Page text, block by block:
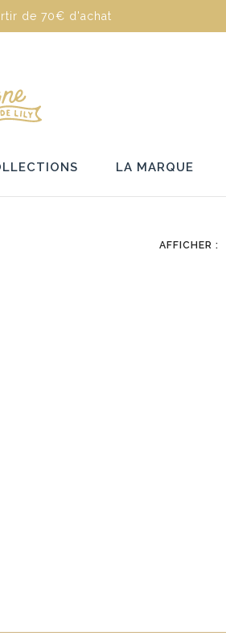
de 70€ d'achat
LA MARQUE
AFFICHER :